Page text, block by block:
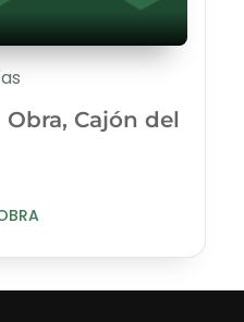
Obra, Cajón del